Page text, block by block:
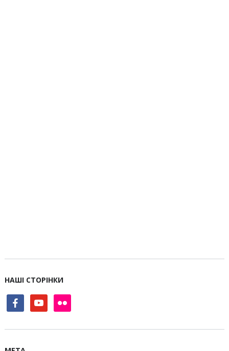
НАШІ СТОРІНКИ
facebookyoutube flickr